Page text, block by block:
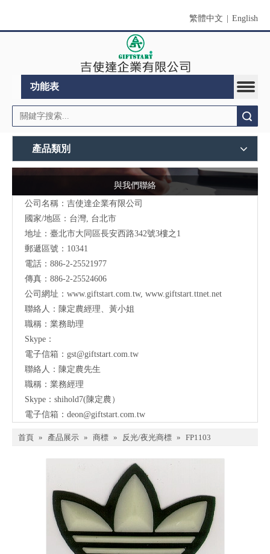
繁體中文 English
功能表
產品類別
與我們聯絡
公司名稱：吉使達企業有限公司
國家/地區：台灣, 台北市
地址：臺北市大同區長安西路342號3樓之1
郵遞區號：10341
電話：886-2-25521977
傳真：886-2-25524606
公司網址： www.giftstart.com.tw, www.giftstart.ttnet.net
聯絡人：陳定農經理、黃小姐
職稱：業務助理
Skype：
電子信箱： gst@giftstart.com.tw
聯絡人：陳定農先生
職稱：業務經理
Skype：shihold7(陳定農）
電子信箱： deon@giftstart.com.tw
首頁 » 產品展示 » 商標 » 反光/夜光商標 » FP1103